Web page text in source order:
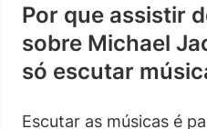
Por que assistir
sobre Michael
só escutar
Escutar as músicas é